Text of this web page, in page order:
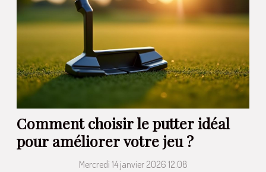
Comment choisir le putter idéal
pour améliorer votre jeu ?
Mercredi 14 janvier 2026 12:08